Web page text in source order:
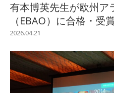
有本博英先生が欧州ア
（EBAO）に合格・受
2026.04.21